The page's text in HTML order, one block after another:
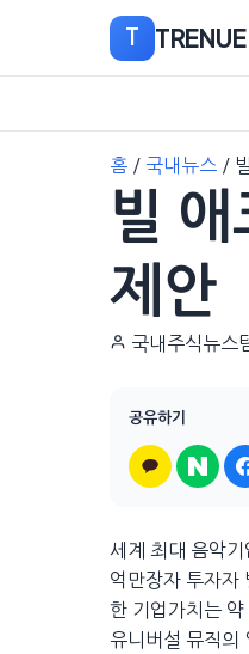
T TRENUE
홈 / 국내뉴스 /
빌
제안
국내주식뉴스
공유하기
세계 최대 음악기
억만장자 투자자
한 기업가치는
유니버설 뮤직의